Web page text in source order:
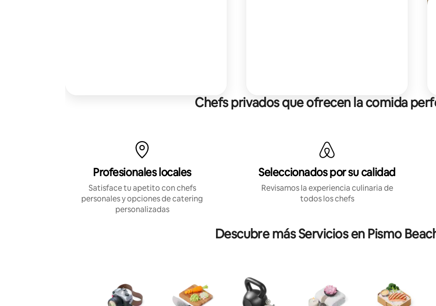
Chefs privados que ofrecen la comida
Profesionales locales
Satisface tu apetito con chefs
personales y opciones de catering
personalizadas
Seleccionados por su calidad
Revisamos la experiencia culinaria de
todos los chefs
Descubre más Servicios en Pismo